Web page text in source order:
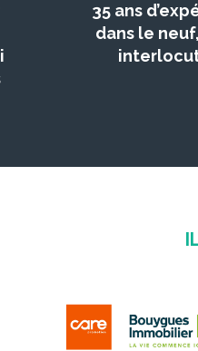
35 ans
dans le